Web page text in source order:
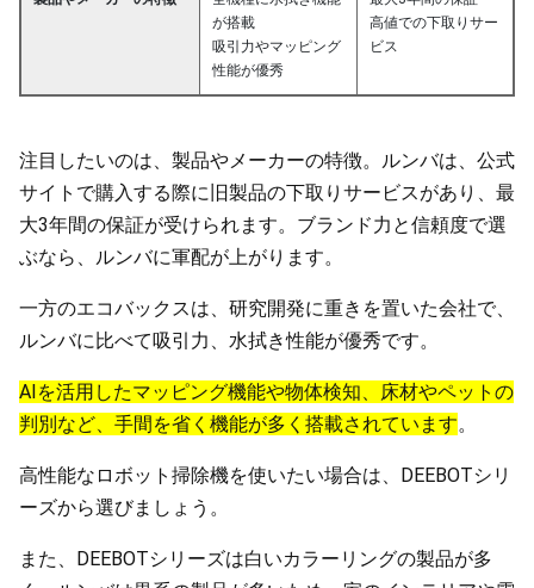
が搭載
吸引力やマッピング
性能が優秀
高値での下取りサー
ビス
注目したいのは、製品やメーカーの特徴。ルンバは、公式
サイトで購入する際に旧製品の下取りサービスがあり、最
大3年間の保証が受けられます。ブランド力と信頼度で選
ぶなら、ルンバに軍配が上がります。
一方のエコバックスは、研究開発に重きを置いた会社で、
ルンバに比べて吸引力、水拭き性能が優秀です。
AIを活用したマッピング機能や物体検知、床材やペットの
判別など、手間を省く機能が多く搭載されています。
高性能なロボット掃除機を使いたい場合は、DEEBOTシリ
ーズから選びましょう。
また、DEEBOTシリーズは白いカラーリングの製品が多